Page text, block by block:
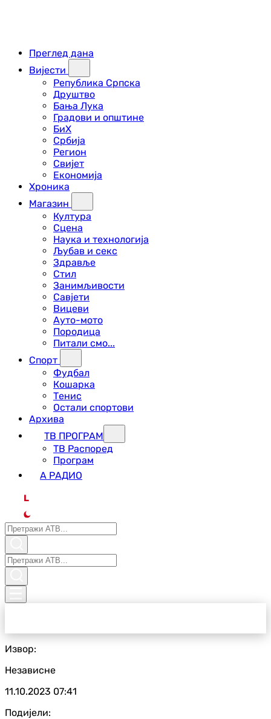
Преглед дана
Вијести
Република Српска
Друштво
Бања Лука
Градови и општине
БиХ
Србија
Регион
Свијет
Економија
Хроника
Магазин
Култура
Сцена
Наука и технологија
Љубав и секс
Здравље
Стил
Занимљивости
Савјети
Вицеви
Ауто-мото
Породица
Питали смо...
Спорт
Фудбал
Кошарка
Тенис
Остали спортови
Архива
ТВ ПРОГРАМ
ТВ Распоред
Програм
А РАДИО
L
Извор:
Независне
11.10.2023 07:41
Подијели: